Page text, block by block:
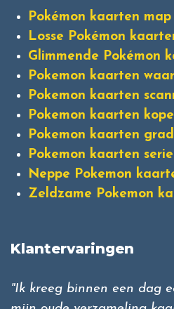
Pokémon kaarten
Losse Pokémon
Glimmende Pokémon
Pokemon kaarten
Pokemon kaarten
Pokemon kaarten
Pokemon kaarten
Pokemon kaarten
Neppe Pokemon
Zeldzame Pokemon
Klantervaringen
"Ik kreeg binnen een dag